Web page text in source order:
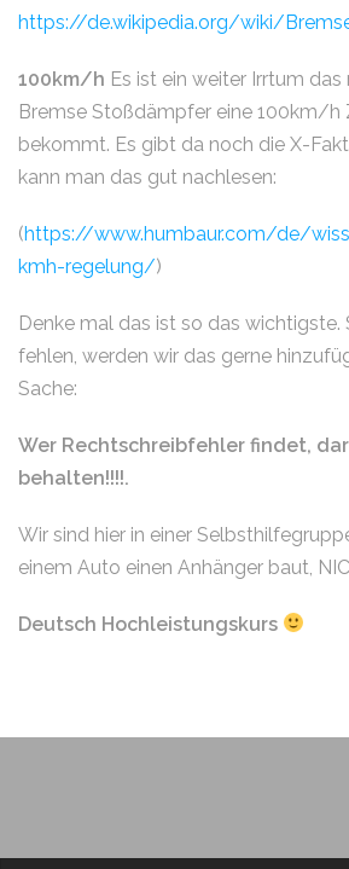
https://de.wikipedia.org/wiki/
100km/h Es ist ein weiter Irrtum
Bremse Stoßdämpfer eine 100km/h
bekommt. Es gibt da noch die X-
kann man das gut nachlesen:
(https://www.humbaur.com/de/
kmh-regelung/)
Denke mal das ist so das
fehlen, werden wir das gerne
Sache:
Wer Rechtschreibfehler findet,
behalten!!!!.
Wir sind hier in einer
einem Auto einen Anhänger baut,
Deutsch Hochleistungskurs